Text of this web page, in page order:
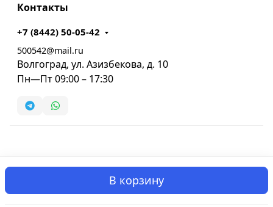
В корзину
Контакты
+7 (8442) 50-05-42
500542@mail.ru
Волгоград, ул. Азизбекова, д. 10
Пн—Пт 09:00 – 17:30